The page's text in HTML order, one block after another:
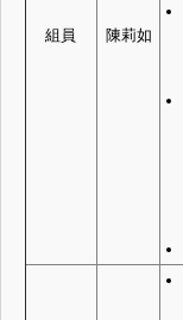
組員 陳莉如